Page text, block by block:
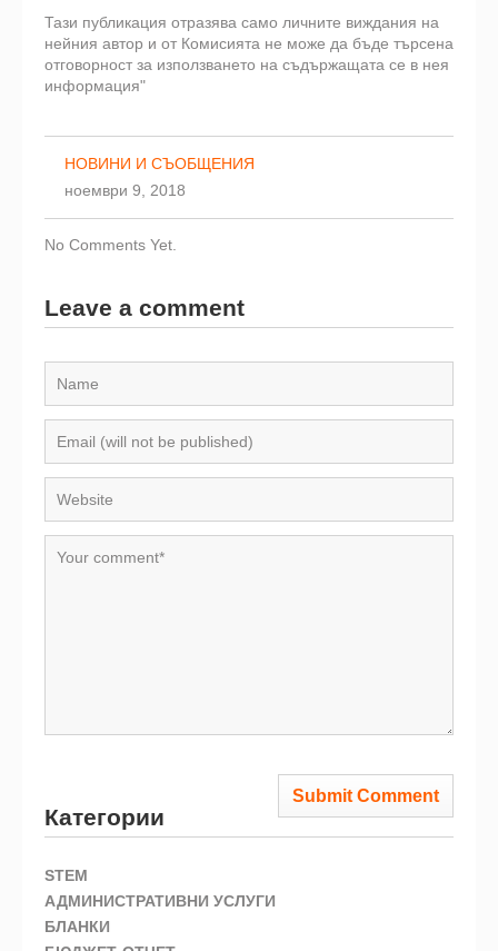
Тази публикация отразява само личните виждания на
нейния автор и от Комисията не може да бъде търсена
отговорност за използването на съдържащата се в нея
информация"
НОВИНИ И СЪОБЩЕНИЯ
ноември 9, 2018
No Comments Yet.
Leave a comment
Категории
STEM
АДМИНИСТРАТИВНИ УСЛУГИ
БЛАНКИ